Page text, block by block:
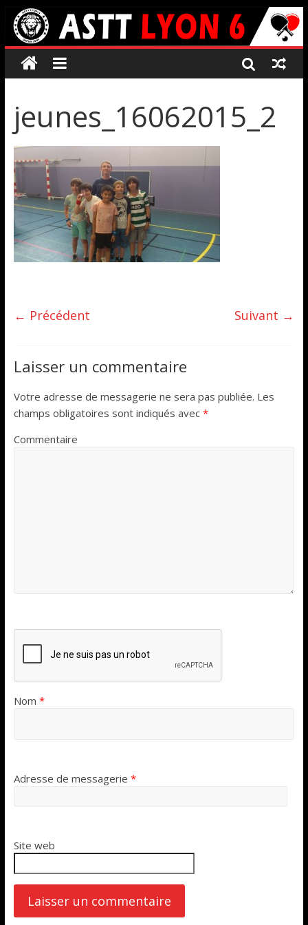
jeunes_16062015_2
← Précédent Suivant →
Laisser un commentaire
Votre adresse de messagerie ne sera pas publiée. Les
champs obligatoires sont indiqués avec *
Commentaire
Nom *
Adresse de messagerie *
Site web